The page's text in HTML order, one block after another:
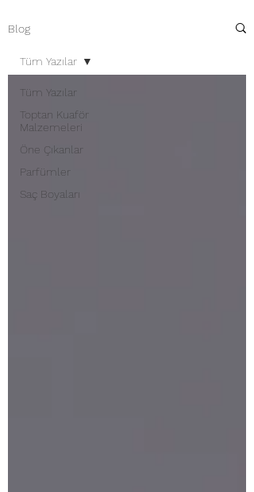
Blog
Tüm Yazılar
Toptan Kuaför
Malzemeleri
Öne Çıkanlar
Parfümler
Saç Boyaları
Tüm Yazılar